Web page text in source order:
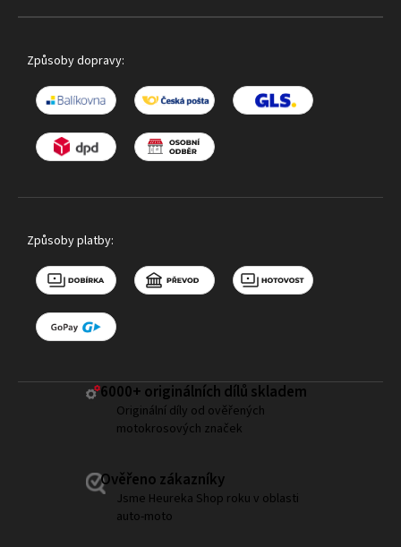
Způsoby dopravy:
Způsoby platby:
6000+ ​originálních dílů skladem
Originální díly od ověřených
motokrosových značek
Ověřeno zákazníky
Jsme Heureka Shop roku v oblasti
auto-moto